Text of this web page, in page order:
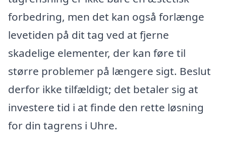
forbedring, men det kan også forlænge
levetiden på dit tag ved at fjerne
skadelige elementer, der kan føre til
større problemer på længere sigt. Beslut
derfor ikke tilfældigt; det betaler sig at
investere tid i at finde den rette løsning
for din tagrens i Uhre.